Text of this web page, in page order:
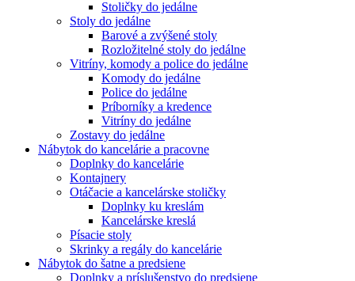
Stoličky do jedálne
Stoly do jedálne
Barové a zvýšené stoly
Rozložitelné stoly do jedálne
Vitríny, komody a police do jedálne
Komody do jedálne
Police do jedálne
Príborníky a kredence
Vitríny do jedálne
Zostavy do jedálne
Nábytok do kancelárie a pracovne
Doplnky do kancelárie
Kontajnery
Otáčacie a kancelárske stoličky
Doplnky ku kreslám
Kancelárske kreslá
Písacie stoly
Skrinky a regály do kancelárie
Nábytok do šatne a predsiene
Doplnky a príslušenstvo do predsiene